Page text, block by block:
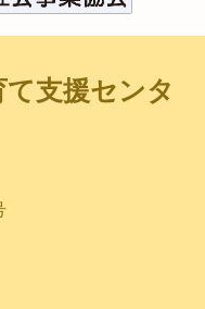
支援センタ